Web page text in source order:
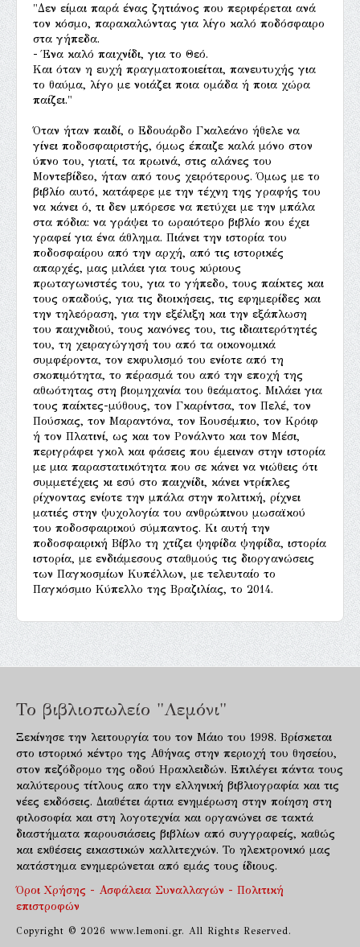
"Δεν είμαι παρά ένας ζητιάνος που περιφέρεται ανά
τον κόσμο, παρακαλώντας για λίγο καλό ποδόσφαιρο
στα γήπεδα.
- Ένα καλό παιχνίδι, για το Θεό.
Και όταν η ευχή πραγματοποιείται, πανευτυχής για
το θαύμα, λίγο με νοιάζει ποια ομάδα ή ποια χώρα
παίζει."
Όταν ήταν παιδί, ο Εδουάρδο Γκαλεάνο ήθελε να
γίνει ποδοσφαιριστής, όμως έπαιζε καλά μόνο στον
ύπνο του, γιατί, τα πρωινά, στις αλάνες του
Μοντεβίδεο, ήταν από τους χειρότερους. Όμως με το
βιβλίο αυτό, κατάφερε με την τέχνη της γραφής του
να κάνει ό, τι δεν μπόρεσε να πετύχει με την μπάλα
στα πόδια: να γράψει το ωραιότερο βιβλίο που έχει
γραφεί για ένα άθλημα. Πιάνει την ιστορία του
ποδοσφαίρου από την αρχή, από τις ιστορικές
απαρχές, μας μιλάει για τους κύριους
πρωταγωνιστές του, για το γήπεδο, τους παίκτες και
τους οπαδούς, για τις διοικήσεις, τις εφημερίδες και
την τηλεόραση, για την εξέλιξη και την εξάπλωση
του παιχνιδιού, τους κανόνες του, τις ιδιαιτερότητές
του, τη χειραγώγησή του από τα οικονομικά
συμφέροντα, τον εκφυλισμό του ενίοτε από τη
σκοπιμότητα, το πέρασμά του από την εποχή της
αθωότητας στη βιομηχανία του θεάματος. Μιλάει για
τους παίκτες-μύθους, τον Γκαρίντσα, τον Πελέ, τον
Πούσκας, τον Μαραντόνα, τον Εουσέμπιο, τον Κρόιφ
ή τον Πλατινί, ως και τον Ρονάλντο και τον Μέσι,
περιγράφει γκολ και φάσεις που έμειναν στην ιστορία
με μια παραστατικότητα που σε κάνει να νιώθεις ότι
συμμετέχεις κι εσύ στο παιχνίδι, κάνει ντρίπλες
ρίχνοντας ενίοτε την μπάλα στην πολιτική, ρίχνει
ματιές στην ψυχολογία του ανθρώπινου μωσαϊκού
του ποδοσφαιρικού σύμπαντος. Κι αυτή την
ποδοσφαιρική Βίβλο τη χτίζει ψηφίδα ψηφίδα, ιστορία
ιστορία, με ενδιάμεσους σταθμούς τις διοργανώσεις
των Παγκοσμίων Κυπέλλων, με τελευταίο το
Παγκόσμιο Κύπελλο της Βραζιλίας, το 2014.
Το βιβλιοπωλείο "Λεμόνι"
Ξεκίνησε την λειτουργία του τον Μάιο του 1998. Βρίσκεται
στο ιστορικό κέντρο της Αθήνας στην περιοχή του θησείου,
στον πεζόδρομο της οδού Ηρακλειδών. Επιλέγει πάντα τους
καλύτερους τίτλους απο την ελληνική βιβλιογραφία και τις
νέες εκδόσεις. Διαθέτει άρτια ενημέρωση στην ποίηση στη
φιλοσοφία και στη λογοτεχνία και οργανώνει σε τακτά
διαστήματα παρουσιάσεις βιβλίων από συγγραφείς, καθώς
και εκθέσεις εικαστικών καλλιτεχνών. Το ηλεκτρονικό μας
κατάστημα ενημερώνεται από εμάς τους ίδιους.
Όροι Χρήσης - Ασφάλεια Συναλλαγών - Πολιτική
επιστροφών
Copyright © 2026 www.lemoni.gr. All Rights Reserved.